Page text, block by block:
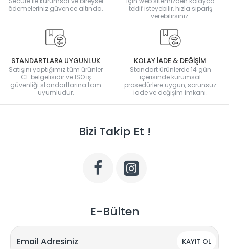
ödemeleriniz güvence altında.
teklif isteyebilir, hızla sipariş
verebilirsiniz.
STANDARTLARA UYGUNLUK
Satışını yaptığımız tüm ürünler
CE belgelisidir ve ISO iş
güvenliği standartlarına tam
uyumludur.
KOLAY İADE & DEĞİŞİM
Standart ürünlerde 14 gün
içerisinde kurumsal
prosedürlere uygun, sorunsuz
iade ve değişim imkanı.
Bizi Takip Et !
E-Bülten
KAYIT OL